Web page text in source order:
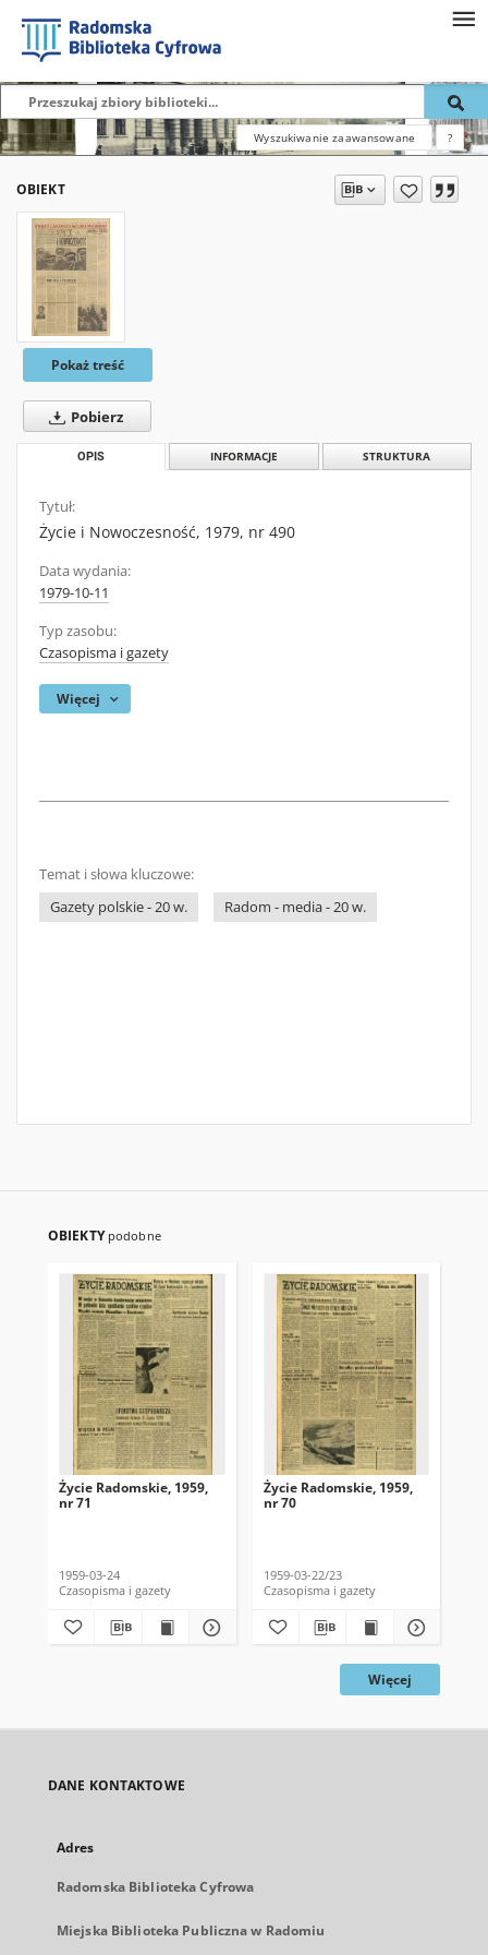
Wyszukiwanie zaawansowane ?
OBIEKT
Pokaż treść
Pobierz
OPIS INFORMACJE STRUKTURA
Tytuł:
Życie i Nowoczesność, 1979, nr 490
Data wydania:
1979-10-11
Typ zasobu:
Czasopisma i gazety
Więcej
Temat i słowa kluczowe:
Gazety polskie - 20 w.
Radom - media - 20 w.
OBIEKTY podobne
Życie Radomskie, 1959,
nr 71
1959-03-24
Czasopisma i gazety
Życie Radomskie, 1959,
nr 70
1959-03-22/23
Czasopisma i gazety
Więcej
DANE KONTAKTOWE
Adres
Radomska Biblioteka Cyfrowa
Miejska Biblioteka Publiczna w Radomiu